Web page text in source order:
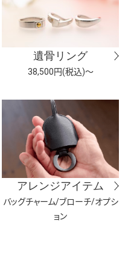
遺骨リング
38,500円(税込)～
アレンジアイテム
バッグチャーム/ブローチ/オプシ
ョン